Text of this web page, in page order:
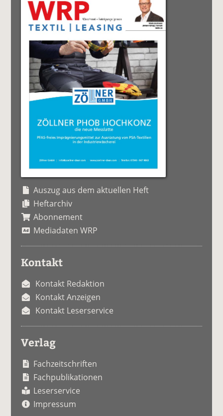
Auszug aus dem aktuellen Heft
Heftarchiv
Abonnement
Mediadaten WRP
Kontakt
Kontakt Redaktion
Kontakt Anzeigen
Kontakt Leserservice
Verlag
Fachzeitschriften
Fachpublikationen
Leserservice
Impressum